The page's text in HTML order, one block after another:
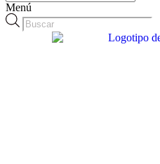
Menú
Búsqueda
de
productos